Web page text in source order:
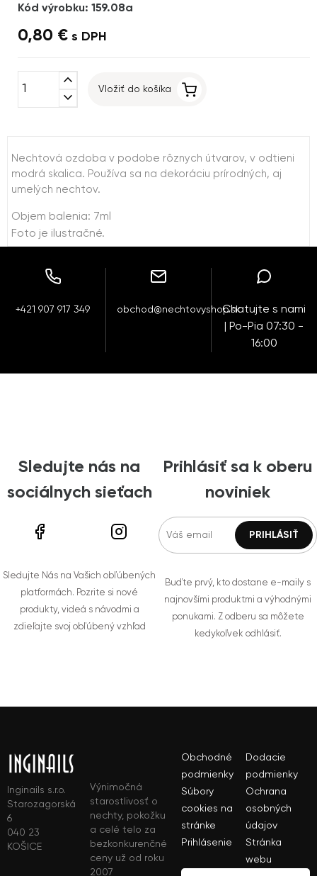
Kód výrobku: 159.08a
0,80 € s DPH
expand_less
expand_more
Vložiť do košíka
Nechtová ozdoba v podobe rôznych útvarov, v odtieni
modrá skalica. Používa sa na dekoráciu prírodných, aj
umelých nechtov.
Objem balenia: 7ml
Foto je ilustračné.
+421 907 917 349 obchod@nechtovyshop.skChatujte s nami
| Po-Pia 07:30 -
16:00
Sledujte nás na
sociálnych sieťach
Sledujte Nás na Vašich obľúbených
platformách. Pozrite si nové
produkty, videá s návodmi a
zdieľajte svoj obľúbený vzhľad
Prihlásiť sa k oberu
noviniek
Buďte prvý, kto dostane e-maily s
najnovšími produktmi a výhodnými
ponukami. Z odberu sa môžete
kedykoľvek odhlásiť.
Inginails s.r.o.
Starozagorská
6
040 23
KOŠICE
Výnimočná
starostlivosť o
nechty, pokožku
a celé telo za
bezkonkurenčné
ceny už od roku
2007
Obchodné
podmienky
Dodacie
podmienky
Súbory
cookies na
stránke
Ochrana
osobných
údajov
Prihlásenie
Stránka
webu